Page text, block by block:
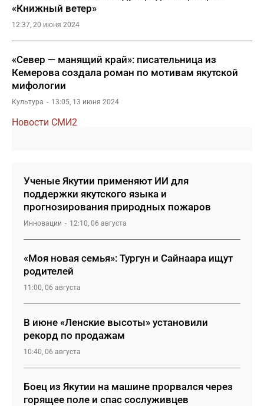
«Книжный ветер»
12:37, 20 июня 2024
«Север — манящий край»: писательница из
Кемерова создала роман по мотивам якутской
мифологии
Культура 13:05, 13 июня 2024
Новости СМИ2
Ученые Якутии применяют ИИ для
поддержки якутского языка и
прогнозирования природных пожаров
Инновации 12:10, 06 августа
«Моя новая семья»: Тургун и Сайнаара ищут
родителей
11:00, 06 августа
В июне «Ленские высоты» установили
рекорд по продажам
10:40, 06 августа
Боец из Якутии на машине прорвался через
горящее поле и спас сослуживцев